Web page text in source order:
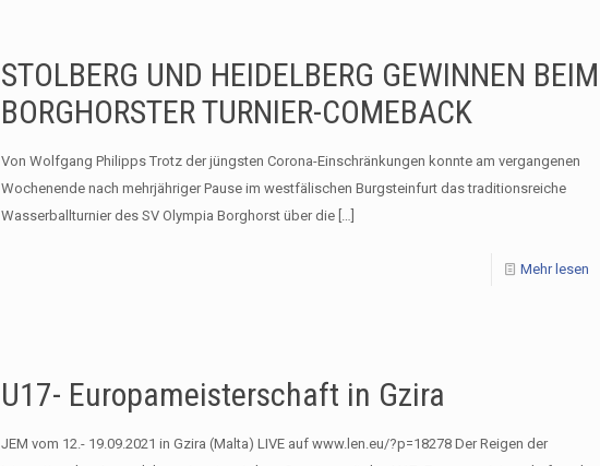
STOLBERG UND HEIDELBERG GEWINNEN BEIM
BORGHORSTER TURNIER-COMEBACK
Von Wolfgang Philipps Trotz der jüngsten Corona-Einschränkungen konnte am vergangenen
Wochenende nach mehrjähriger Pause im westfälischen Burgsteinfurt das traditionsreiche
Wasserballturnier des SV Olympia Borghorst über die[…]
Mehr lesen
U17- Europameisterschaft in Gzira
JEM vom 12.- 19.09.2021 in Gzira (Malta) LIVE auf www.len.eu/?p=18278 Der Reigen der